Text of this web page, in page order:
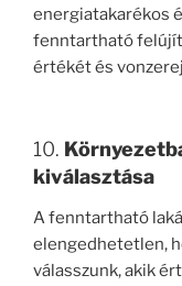
energiatakarékos
fenntartható
értékét és
10.
kiválasztása
A fenntartható
elengedhetetlen,
válasszunk, akik